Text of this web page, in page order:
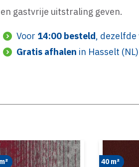
gastvrije uitstraling geven.
Voor 14:00 besteld,
Gratis afhalen in Hasselt (NL)
40 m²